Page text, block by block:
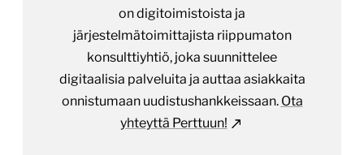
on digitoimistoista ja
järjestelmätoimittajista riippumaton
konsulttiyhtiö, joka suunnittelee
digitaalisia palveluita ja auttaa asiakkaita
onnistumaan uudistushankkeissaan. Ota
yhteyttä Perttuun!